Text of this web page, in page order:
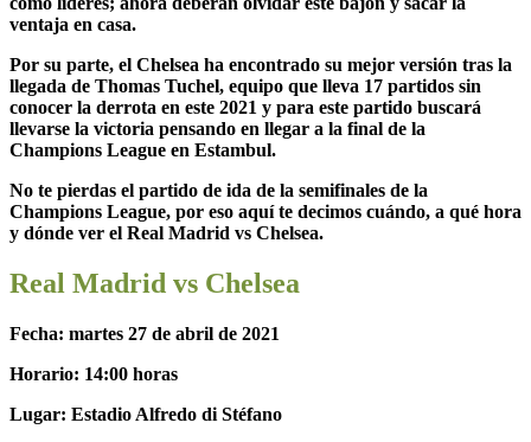
ventaja en casa.
Por su parte, el Chelsea ha encontrado su mejor versión tras la
llegada de Thomas Tuchel, equipo que lleva 17 partidos sin
conocer la derrota en este 2021 y para este partido buscará
llevarse la victoria pensando en llegar a la final de la
Champions League en Estambul.
No te pierdas el partido de ida de la semifinales de la
Champions League, por eso aquí te decimos cuándo, a qué hora
y dónde ver el Real Madrid vs Chelsea.
Real Madrid vs Chelsea
Fecha: martes 27 de abril de 2021
Horario: 14:00 horas
Lugar: Estadio Alfredo di Stéfano